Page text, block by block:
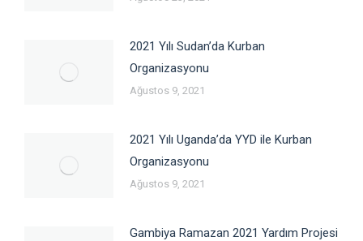
2021 Yılı Sudan’da Kurban
Organizasyonu
Ağustos 9, 2021
2021 Yılı Uganda’da YYD ile Kurban
Organizasyonu
Ağustos 9, 2021
Gambiya Ramazan 2021 Yardım Projesi